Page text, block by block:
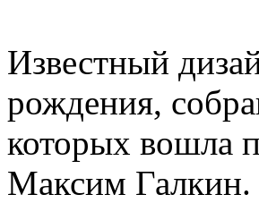
Известный
рождения,
которых вошла
Максим